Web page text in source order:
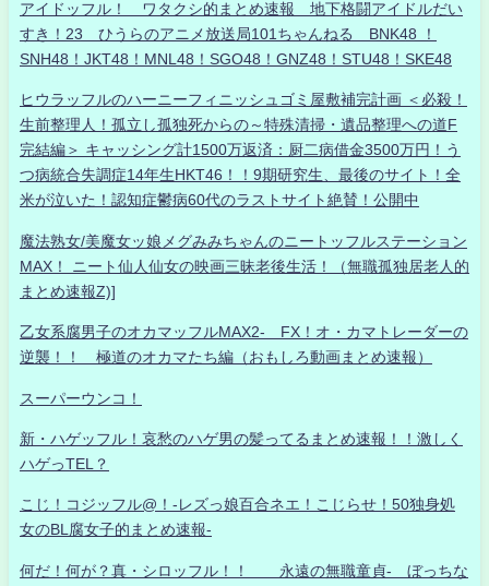
アイドッフル！ ワタクシ的まとめ速報 地下格闘アイドルだい
すき！23 ひうらのアニメ放送局101ちゃんねる BNK48 ！
SNH48！JKT48！MNL48！SGO48！GNZ48！STU48！SKE48
ヒウラッフルのハーニーフィニッシュゴミ屋敷補完計画 ＜必殺！
生前整理人！孤立し孤独死からの～特殊清掃・遺品整理への道F
完結編＞ キャッシング計1500万返済：厨二病借金3500万円！う
つ病統合失調症14年生HKT46！！9期研究生、最後のサイト！全
米が泣いた！認知症鬱病60代のラストサイト絶賛！公開中
魔法熟女/美魔女ッ娘メグみみちゃんのニートッフルステーション
MAX！ ニート仙人仙女の映画三昧老後生活！（無職孤独居老人的
まとめ速報Z)]
乙女系腐男子のオカマッフルMAX2- FX！オ・カマトレーダーの
逆襲！！ 極道のオカマたち編（おもしろ動画まとめ速報）
スーパーウンコ！
新・ハゲッフル！哀愁のハゲ男の髪ってるまとめ速報！！激しく
ハゲっTEL？
こじ！コジッフル@！-レズっ娘百合ネエ！こじらせ！50独身処
女のBL腐女子的まとめ速報-
何だ！何が？真・シロッフル！！ 永遠の無職童貞- ぼっちな